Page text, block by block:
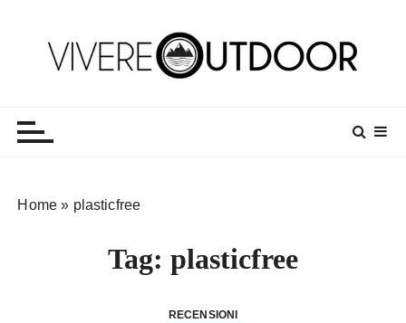
Home » plasticfree
Tag: plasticfree
RECENSIONI